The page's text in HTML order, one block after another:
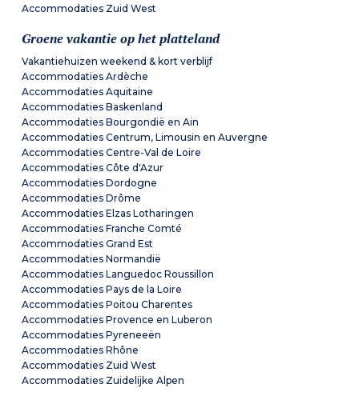
Accommodaties Zuid West
Groene vakantie op het platteland
Vakantiehuizen weekend & kort verblijf
Accommodaties Ardèche
Accommodaties Aquitaine
Accommodaties Baskenland
Accommodaties Bourgondië en Ain
Accommodaties Centrum, Limousin en Auvergne
Accommodaties Centre-Val de Loire
Accommodaties Côte d'Azur
Accommodaties Dordogne
Accommodaties Drôme
Accommodaties Elzas Lotharingen
Accommodaties Franche Comté
Accommodaties Grand Est
Accommodaties Normandië
Accommodaties Languedoc Roussillon
Accommodaties Pays de la Loire
Accommodaties Poitou Charentes
Accommodaties Provence en Luberon
Accommodaties Pyreneeën
Accommodaties Rhône
Accommodaties Zuid West
Accommodaties Zuidelijke Alpen